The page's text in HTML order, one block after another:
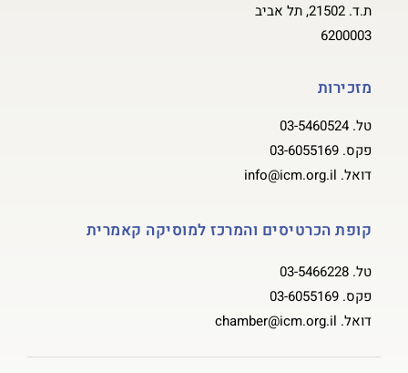
ת.ד. 21502, תל אביב
6200003
מזכירות
טל. 03-5460524
פקס. 03-6055169
דואל. info@icm.org.il
קופת הכרטיסים והמרכז למוסיקה קאמרית
טל. 03-5466228
פקס. 03-6055169
דואל. chamber@icm.org.il